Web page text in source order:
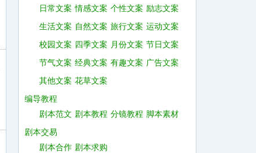
日常文案 情感文案 个性文案 励志文案
生活文案 自然文案 旅行文案 运动文案
校园文案 四季文案 月份文案 节日文案
节气文案 经典文案 有趣文案 广告文案
其他文案 花草文案
编导教程
剧本范文 剧本教程 分镜教程 脚本素材
剧本交易
剧本合作 剧本求购